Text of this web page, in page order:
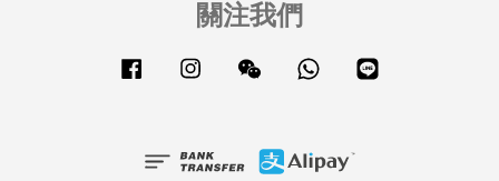
關注我們
Facebook Instagram Wechat Whatsapp